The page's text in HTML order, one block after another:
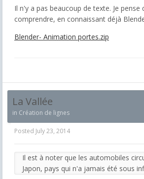
Il n'y a pas beaucoup de texte. Je
comprendre, en connaissant déjà
Blender- Animation portes.zip
La Vallée
in Création de lignes
Posted July 23, 2014
Il est à noter que les automobiles
Japon, pays qui n'a jamais été sous